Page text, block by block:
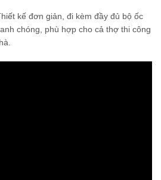
kế đơn giản, đi kèm đầy đủ bộ ốc
chóng, phù hợp cho cả thợ thi công